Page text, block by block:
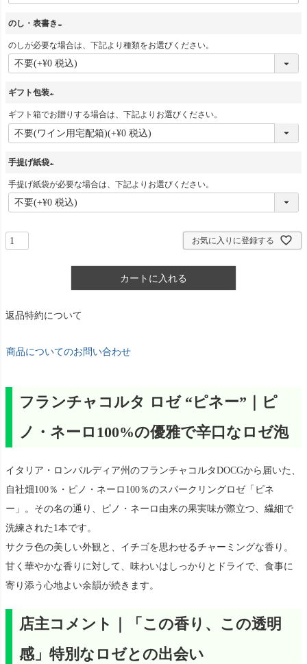
のし・表書き
(
必
のしが必要な場合は、下記より種類をお選びください。
ギフト包装
(
必
)
ギフト箱でお贈りする場合は、下記よりお選びください。
手提げ紙袋
(
必
手提げ紙袋が必要な場合は、下記よりお選びください。
お気に入りに登録する
カートに入れる
返品特約について
商品についてのお問い合わせ
フランチャコルタ ロゼ “ピネー”｜ピ
ノ・ネーロ100%の優雅で辛口なロゼ泡
イタリア・ロンバルディア州のフランチャコルタDOCGから届いた、
自社畑100％・ピノ・ネーロ100％のスパークリングロゼ「ピネ
ー」。その名の通り、ピノ・ネーロ由来の果実味が際立つ、繊細で
洗練された1本です。
サクラ色の美しい外観と、イチゴを思わせるチャーミングな香り。
甘く華やかな香りに対して、味わいはしっかりとドライで、食事に
寄り添う心地よい余韻が続きます。
店主コメント｜「この香り、この透明
感」特別なロゼとの出会い